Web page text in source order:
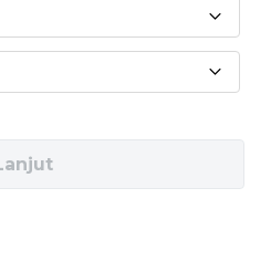
Beberapa di antaranya
Melbourne(peringkat